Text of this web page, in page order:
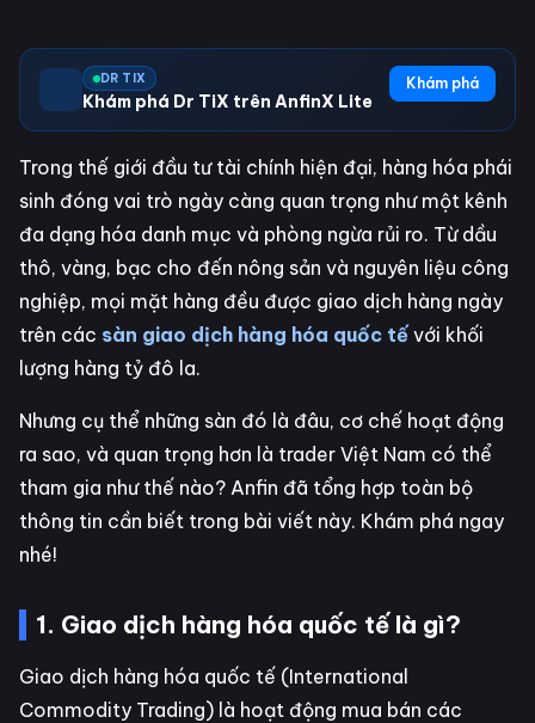
DR TIX
Khám phá Dr TiX trên AnfinX Lite
Khám phá
Trong thế giới đầu tư tài chính hiện đại, hàng hóa phái
sinh đóng vai trò ngày càng quan trọng như một kênh
đa dạng hóa danh mục và phòng ngừa rủi ro. Từ dầu
thô, vàng, bạc cho đến nông sản và nguyên liệu công
nghiệp, mọi mặt hàng đều được giao dịch hàng ngày
trên các sàn giao dịch hàng hóa quốc tế với khối
lượng hàng tỷ đô la.
Nhưng cụ thể những sàn đó là đâu, cơ chế hoạt động
ra sao, và quan trọng hơn là trader Việt Nam có thể
tham gia như thế nào? Anfin đã tổng hợp toàn bộ
thông tin cần biết trong bài viết này. Khám phá ngay
nhé!
1. Giao dịch hàng hóa quốc tế là gì?
Giao dịch hàng hóa quốc tế (International
Commodity Trading) là hoạt động mua bán các